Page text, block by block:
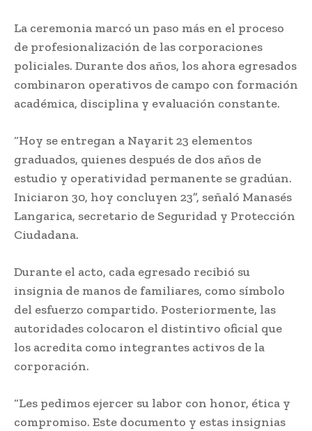
La ceremonia marcó un paso más en el proceso
de profesionalización de las corporaciones
policiales. Durante dos años, los ahora egresados
combinaron operativos de campo con formación
académica, disciplina y evaluación constante.
“Hoy se entregan a Nayarit 23 elementos
graduados, quienes después de dos años de
estudio y operatividad permanente se gradúan.
Iniciaron 30, hoy concluyen 23”, señaló Manasés
Langarica, secretario de Seguridad y Protección
Ciudadana.
Durante el acto, cada egresado recibió su
insignia de manos de familiares, como símbolo
del esfuerzo compartido. Posteriormente, las
autoridades colocaron el distintivo oficial que
los acredita como integrantes activos de la
corporación.
“Les pedimos ejercer su labor con honor, ética y
compromiso. Este documento y estas insignias